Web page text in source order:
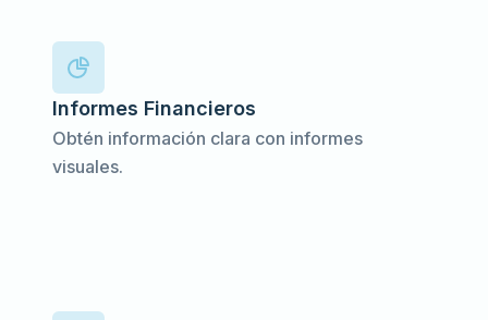
Informes Financieros
Obtén información clara con informes
visuales.